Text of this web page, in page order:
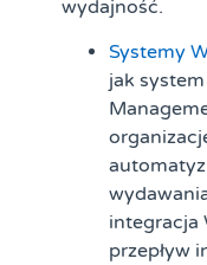
wydajność.
Systemy
jak
integracja
przepływ